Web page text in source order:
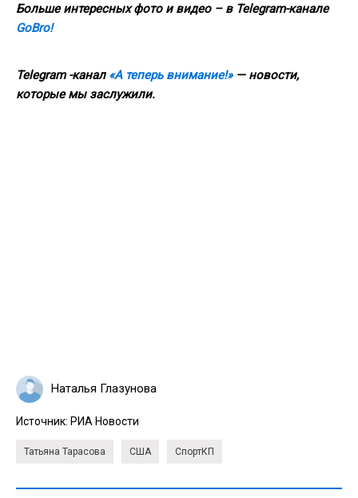
Больше интересных фото и видео – в Telegram-канале
GoBro!
Telegram -канал «А теперь внимание!»— новости,
которые мы заслужили.
Наталья Глазунова
Источник: РИА Новости
Татьяна Тарасова США СпортКП